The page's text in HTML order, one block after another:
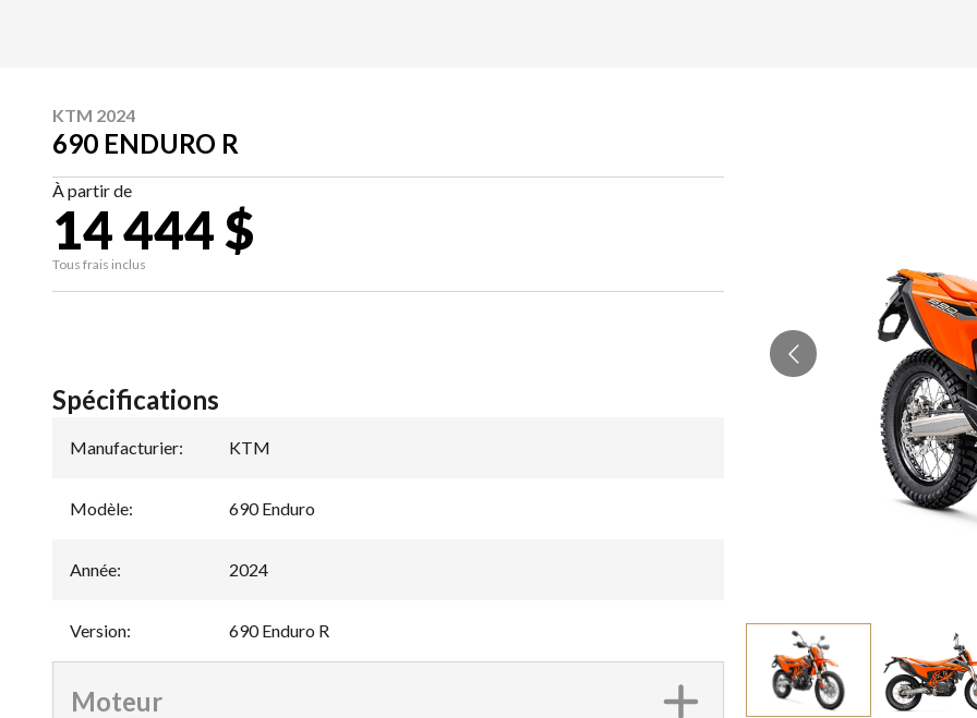
KTM 2024
690 ENDURO R
À partir de
14 444 $
Tous frais inclus
Spécifications
Manufacturier: KTM
Modèle: 690 Enduro
Année: 2024
Version: 690 Enduro R
Moteur